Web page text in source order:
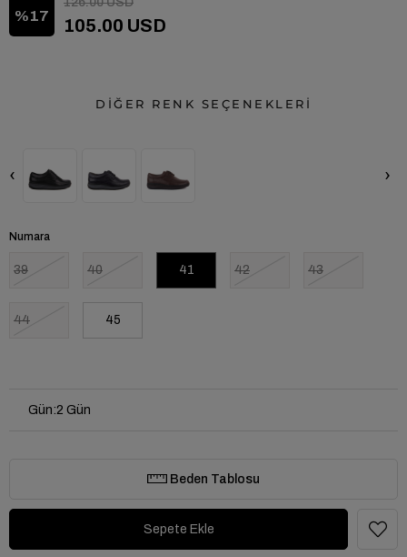
17 105.00 USD
DİĞER RENK SEÇENEKLERİ
‹ ›
Numara
39 40 41 42 43
44 45
Gün:2 Gün
Beden Tablosu